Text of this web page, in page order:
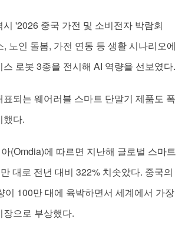
'2026 중국 가전 및 소비전자 박람회
, 노인 돌봄, 가전 연동 등 생활 시나리오에
로봇 3종을 전시해 AI 역량을 선보였다.
되는 웨어러블 스마트 단말기 제품도 폭
했다.
(Omdia)에 따르면 지난해 글로벌 스마트
대로 전년 대비 322% 치솟았다. 중국의
이 100만 대에 육박하면서 세계에서 가장
으로 부상했다.